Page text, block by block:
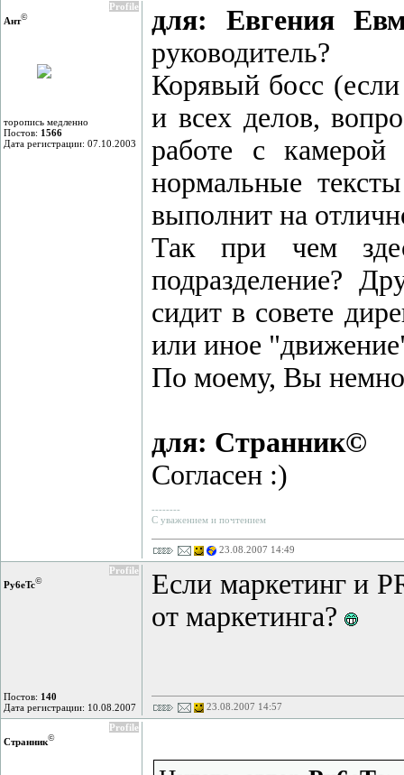
Profile
Ант©
торопись медленно
Постов: 1566
Дата регистрации: 07.10.2003
для: Евгения
руководитель?
Корявый босс
и всех делов,
работе с
нормальные
выполнит на
Так при чем
подразделение?
сидит в совете
или иное
По моему, Вы
для: Странник©
Согласен :)
--------
С уважением и почтением
23.08.2007 14:49
Profile
Py6eTc©
Постов: 140
Дата регистрации: 10.08.2007
Если маркетинг и
от маркетинга?
23.08.2007 14:57
Profile
Странник©